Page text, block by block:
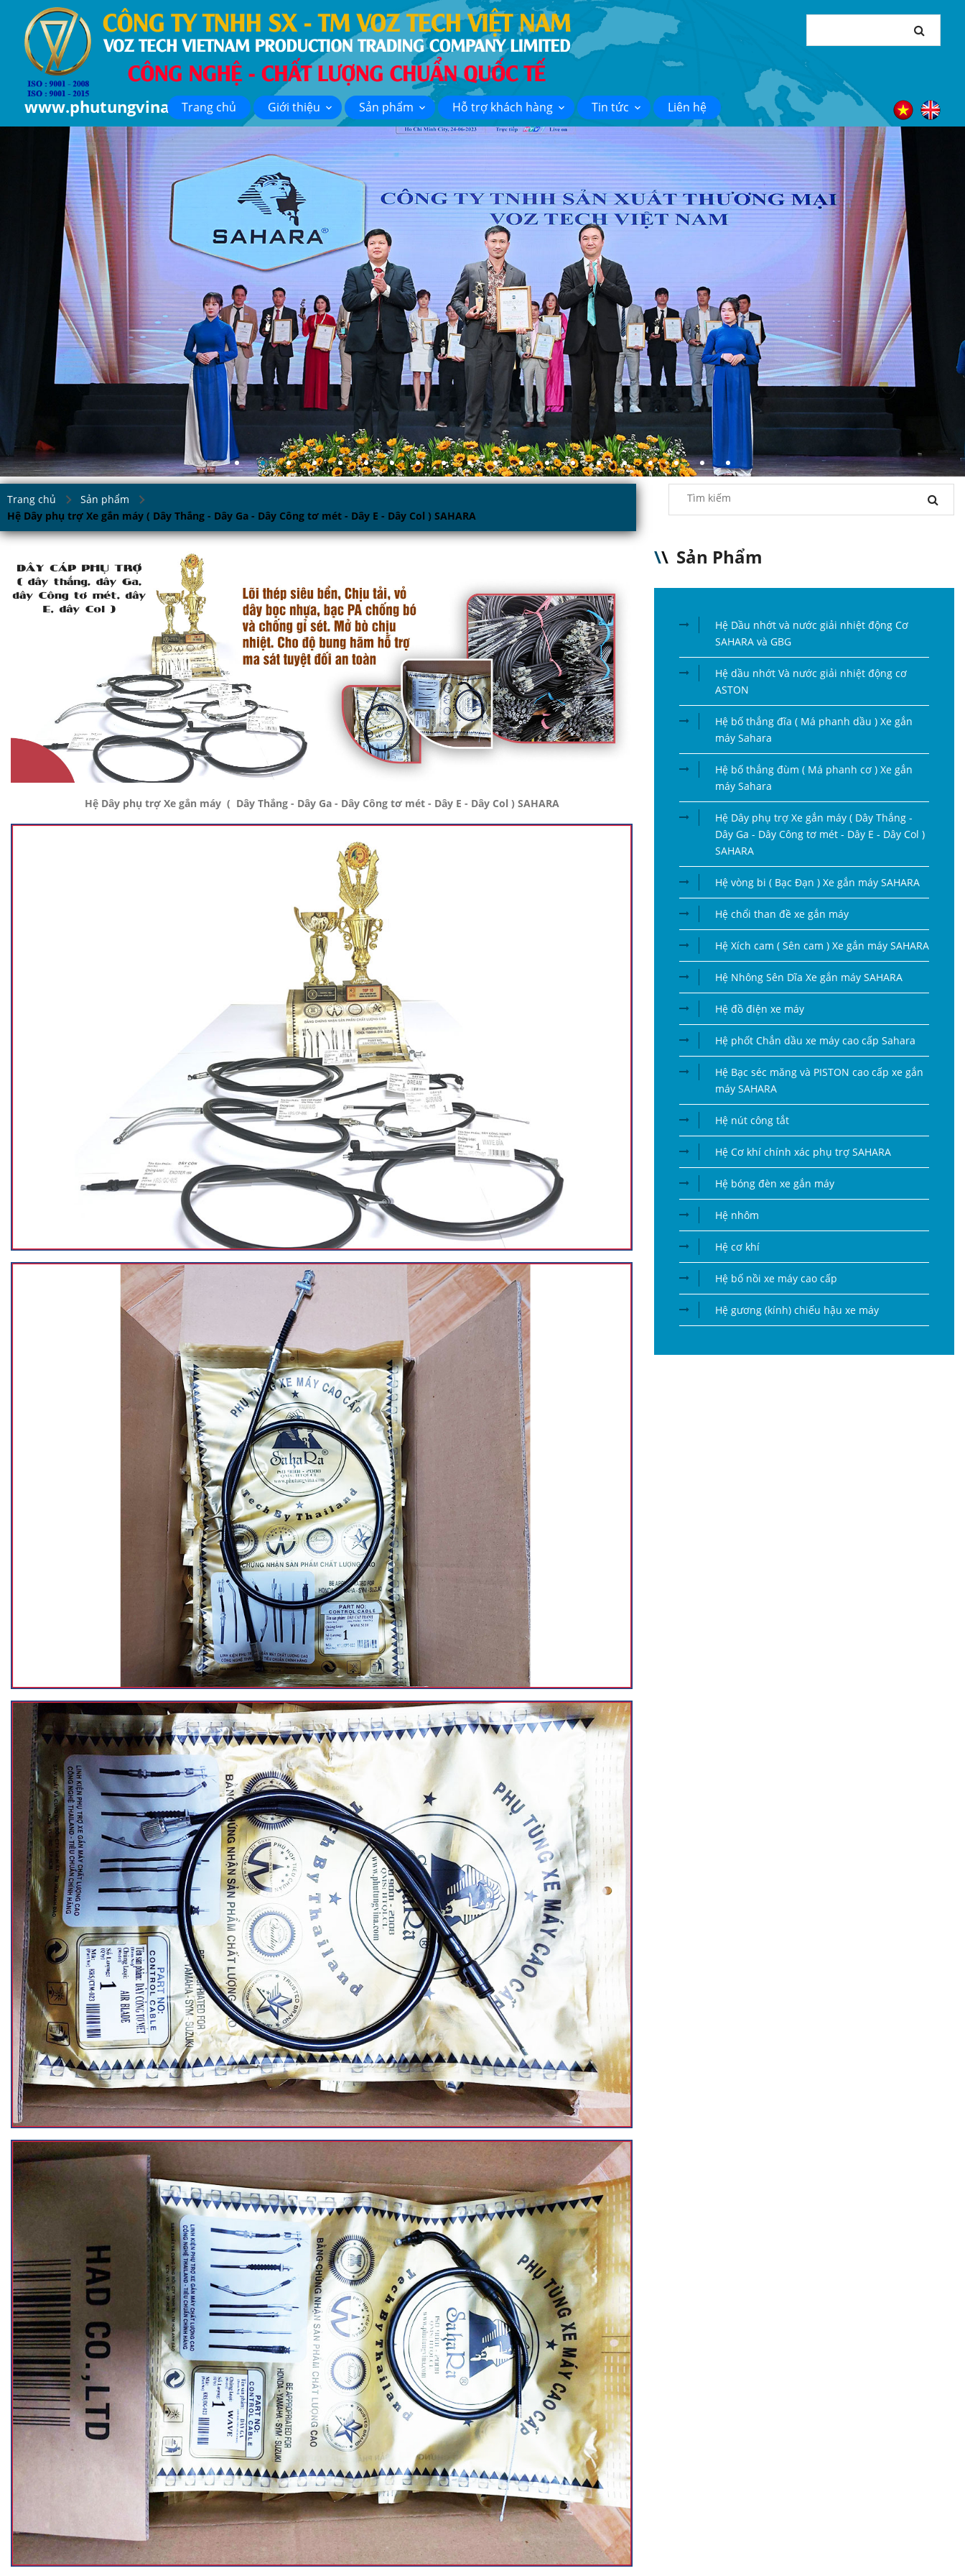
www.phutungvina.comTrang chủ Giới thiệu Sản phẩm Hỗ trợ khách hàng Tin tức Liên hệ
Trang chủ
Sản phẩm
Hệ Dây phụ trợ Xe gắn máy ( Dây Thắng - Dây Ga - Dây Công tơ mét - Dây E - Dây Col ) SAHARA
Hệ Dây phụ trợ Xe gắn máy ( Dây Thắng - Dây Ga - Dây Công tơ mét - Dây E - Dây Col ) SAHARA
\\ Sản Phẩm
Hệ Dầu nhớt và nước giải nhiệt động Cơ
SAHARA và GBG
Hệ dầu nhớt Và nước giải nhiệt động cơ
ASTON
Hệ bố thắng đĩa ( Má phanh dầu ) Xe gắn
máy Sahara
Hệ bố thắng đùm ( Má phanh cơ ) Xe gắn
máy Sahara
Hệ Dây phụ trợ Xe gắn máy ( Dây Thắng -
Dây Ga - Dây Công tơ mét - Dây E - Dây Col )
SAHARA
Hệ vòng bi ( Bạc Đạn ) Xe gắn máy SAHARA
Hệ chổi than đề xe gắn máy
Hệ Xích cam ( Sên cam ) Xe gắn máy SAHARA
Hệ Nhông Sên Dĩa Xe gắn máy SAHARA
Hệ đồ điện xe máy
Hệ phốt Chắn dầu xe máy cao cấp Sahara
Hệ Bạc séc măng và PISTON cao cấp xe gắn
máy SAHARA
Hệ nút công tắt
Hệ Cơ khí chính xác phụ trợ SAHARA
Hệ bóng đèn xe gắn máy
Hệ nhôm
Hệ cơ khí
Hệ bố nồi xe máy cao cấp
Hệ gương (kính) chiếu hậu xe máy